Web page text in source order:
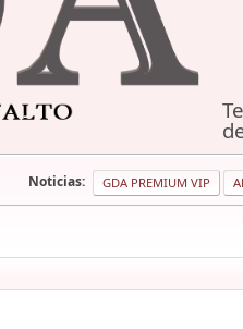
Noticias: GDA PREMIUM VIP